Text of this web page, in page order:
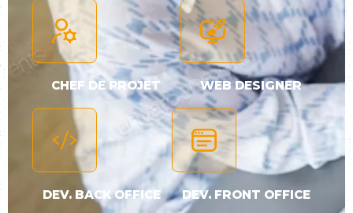
CHEF DE PROJET WEB DESIGNER
DEV. BACK OFFICE DEV. FRONT OFFICE